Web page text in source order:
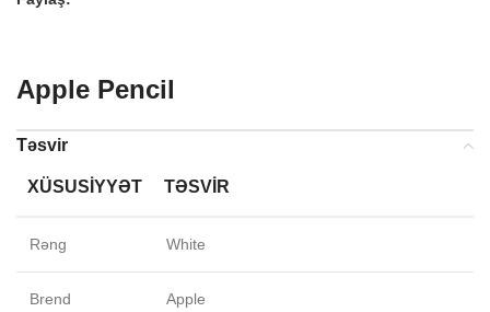
Apple Pencil
Təsvir
XÜSUSIYYƏT TƏSVIR
Rəng White
Brend Apple